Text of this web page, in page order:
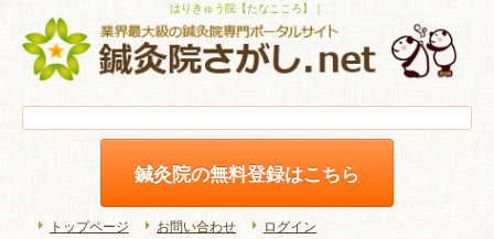
はりきゅう院【たなこころ】｜
鍼灸院の無料登録はこちら
トップページ お問い合わせ ログイン